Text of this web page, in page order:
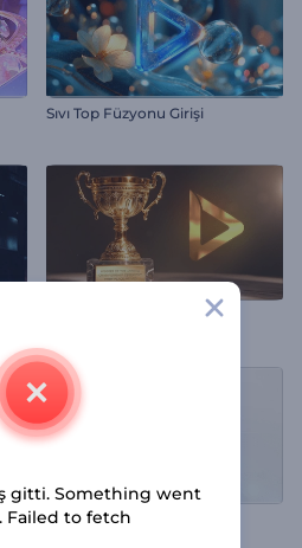
Sıvı Top Füzyonu Girişi
Altın Kupa Ödülü Tanıtımı
Minimal Hatlar İntro
gitti. Something went
Failed to fetch